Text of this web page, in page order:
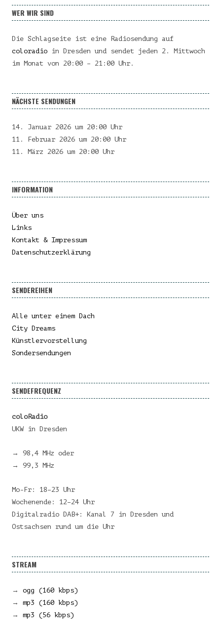
WER WIR SIND
Die Schlagseite ist eine Radiosendung auf
coloradio in Dresden und sendet jeden 2. Mittwoch
im Monat von 20:00 – 21:00 Uhr.
NÄCHSTE SENDUNGEN
14. Januar 2026 um 20:00 Uhr
11. Februar 2026 um 20:00 Uhr
11. März 2026 um 20:00 Uhr
INFORMATION
Über uns
Links
Kontakt & Impressum
Datenschutzerklärung
SENDEREIHEN
Alle unter einem Dach
City Dreams
Künstlervorstellung
Sondersendungen
SENDEFREQUENZ
coloRadio
UKW in Dresden
→ 98,4 MHz oder
→ 99,3 MHz
Mo-Fr: 18–23 Uhr
Wochenende: 12–24 Uhr
Digitalradio DAB+: Kanal 7 in Dresden und
Ostsachsen rund um die Uhr
STREAM
→ ogg (160 kbps)
→ mp3 (160 kbps)
→ mp3 (56 kbps)